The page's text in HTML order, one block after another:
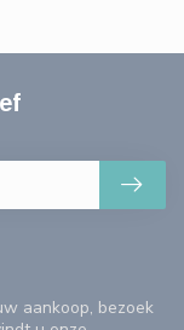
aankoop, bezoek